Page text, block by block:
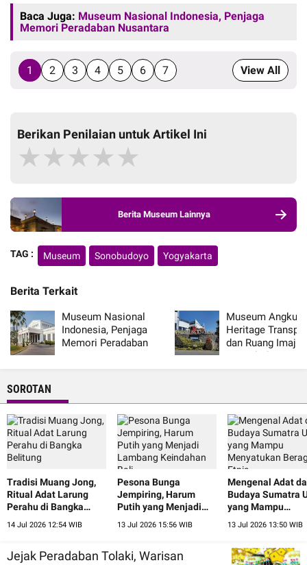
Baca Juga: Museum Nasional Indonesia, Penjaga
Memori Peradaban Nusantara
1 2 3 4 5 6 7 View All
Berikan Penilaian untuk Artikel Ini
★★★★★
Berita Museum Lainnya
TAG : Museum Sonobudoyo Yogyakarta
Berita Terkait
Museum Nasional
Indonesia, Penjaga
Memori Peradaban
Museum Angkut,
Heritage
dan Ruang
Sejarah di Kota
SOROTAN
Tradisi Muang Jong,
Ritual Adat Larung
Perahu di Bangka
Belitung
14 Jul 2026 12:54 WIB
Pesona Bunga
Jempiring, Harum
Putih yang Menjadi
Lambang Keindahan
13 Jul 2026 15:56 WIB
Mengenal Adat
Budaya Sumatra
yang Mampu
Menyatukan
13 Jul 2026 13:50 WIB
Jejak Peradaban Tolaki, Warisan